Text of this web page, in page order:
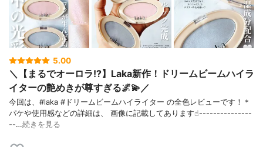
5.00
＼【まるでオーロラ!?】Laka新作！ドリームビームハイラ
イターの艶めきが尊すぎる🌌💫／
今回は、#laka #ドリームビームハイライター の全色レビューです！＊
パケや使用感などの詳細は、 画像に記載してあります☝︎---------------
--…続きを見る